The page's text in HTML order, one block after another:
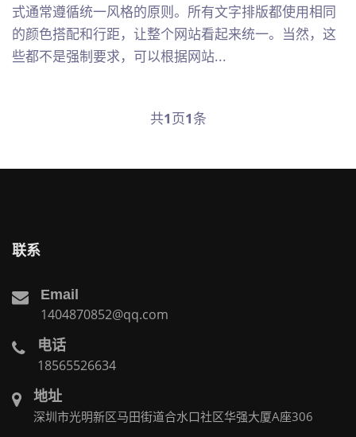
式通常遵循统一风格的原则。所有文字排版都使用相同
的颜色搭配和行距，让整个网站看起来统一。当然，这
些都不是强制要求，可以根据网站...
共1页1条
联系
Email
1404870852@qq.com
电话
18565526634
地址
深圳市光明新区马田街道合水口社区华强大厦A座306